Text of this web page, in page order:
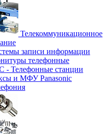
Телекоммуникационное
записи информации
телефонные
- Телефонные станции
и МФУ Panasonic